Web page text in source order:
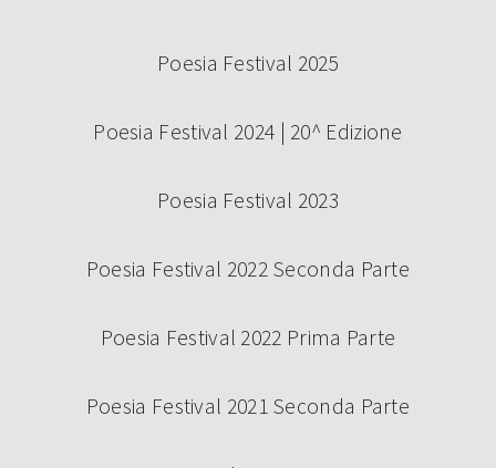
Poesia Festival 2025
Poesia Festival 2024 | 20^ Edizione
Poesia Festival 2023
Poesia Festival 2022 Seconda Parte
Poesia Festival 2022 Prima Parte
Poesia Festival 2021 Seconda Parte